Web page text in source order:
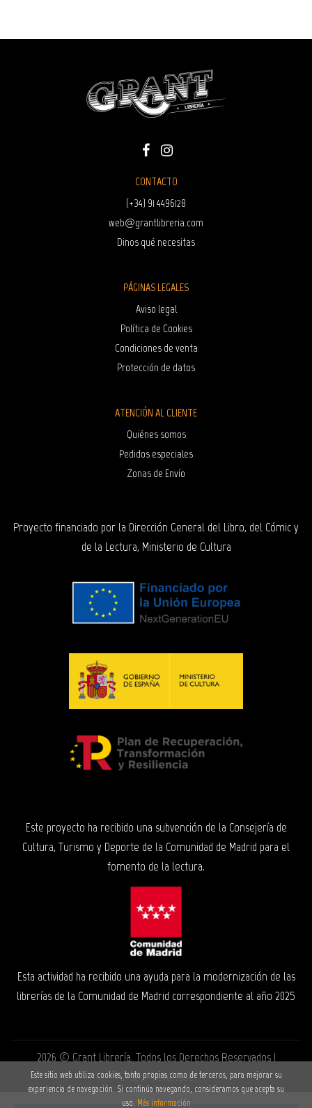
CONTACTO
(+34) 91 4496128
web@grantlibreria.com
Dinos qué necesitas
PÁGINAS LEGALES
Aviso legal
Política de Cookies
Condiciones de venta
Protección de datos
ATENCIÓN AL CLIENTE
Quiénes somos
Pedidos especiales
Zonas de Envío
Proyecto financiado por la Dirección General del Libro, del Cómic y
de la Lectura, Ministerio de Cultura
Este proyecto ha recibido una subvención de la Consejería de
Cultura, Turismo y Deporte de la Comunidad de Madrid para el
fomento de la lectura.
Esta actividad ha recibido una ayuda para la modernización de las
librerías de la Comunidad de Madrid correspondiente al año 2025
2026 ©Grant Librería. Todos los Derechos Reservados |
Grupo Trevenque
Este sitio web utiliza cookies, tanto propias como de terceros, para mejorar su
experiencia de navegación. Si continúa navegando, consideramos que acepta su
uso. Más información